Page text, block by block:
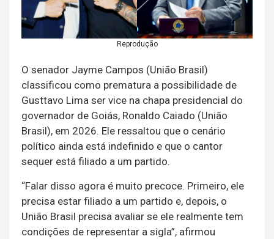
Reprodução
O senador Jayme Campos (União Brasil)
classificou como prematura a possibilidade de
Gusttavo Lima ser vice na chapa presidencial do
governador de Goiás, Ronaldo Caiado (União
Brasil), em 2026. Ele ressaltou que o cenário
político ainda está indefinido e que o cantor
sequer está filiado a um partido.
“Falar disso agora é muito precoce. Primeiro, ele
precisa estar filiado a um partido e, depois, o
União Brasil precisa avaliar se ele realmente tem
condições de representar a sigla”, afirmou